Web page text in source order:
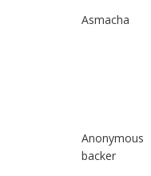
Asmacha
Anonymous
backer